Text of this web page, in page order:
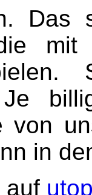
Das
Je
von
in
auf